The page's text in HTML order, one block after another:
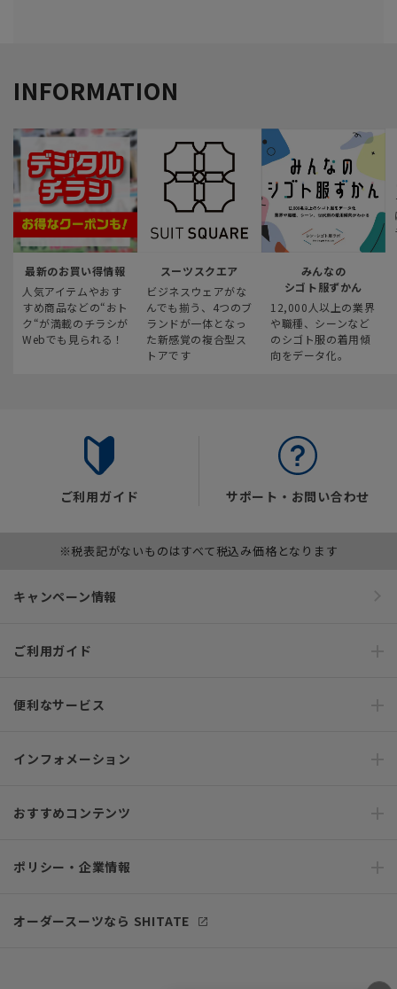
INFORMATION
最新のお買い得情報
人気アイテムやおす
すめ商品などの“おト
ク“が満載のチラシが
Webでも見られる！
スーツスクエア
ビジネスウェアがな
んでも揃う、4つのブ
ランドが一体となっ
た新感覚の複合型ス
トアです
みんなの
シゴト服ずかん
12,000人以上の業界
や職種、シーンなど
のシゴト服の着用傾
向をデータ化。
ご利用ガイド サポート・お問い合わせ
※税表記がないものはすべて税込み価格となります
キャンペーン情報
ご利用ガイド
便利なサービス
インフォメーション
おすすめコンテンツ
ポリシー・企業情報
オーダースーツなら SHITATE